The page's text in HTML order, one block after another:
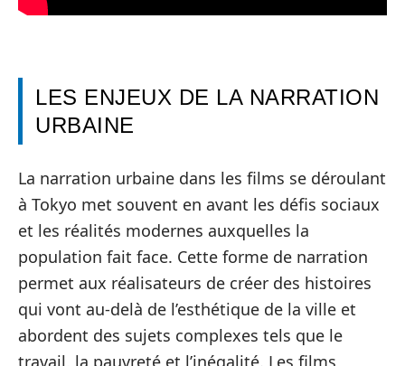
LES ENJEUX DE LA NARRATION
URBAINE
La narration urbaine dans les films se déroulant
à Tokyo met souvent en avant les défis sociaux
et les réalités modernes auxquelles la
population fait face. Cette forme de narration
permet aux réalisateurs de créer des histoires
qui vont au-delà de l’esthétique de la ville et
abordent des sujets complexes tels que le
travail, la pauvreté et l’inégalité. Les films